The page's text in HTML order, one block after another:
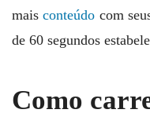
maisconteúdo com
de 60 segundos
Como